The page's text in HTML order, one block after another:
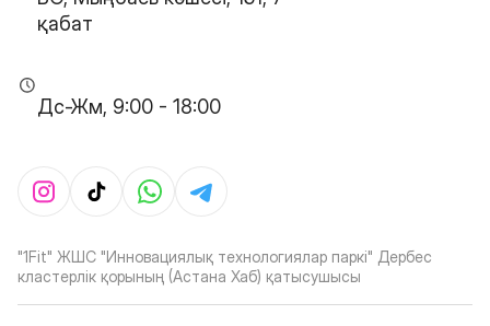
қабат
Дс-Жм, 9:00 - 18:00
"1Fit" ЖШС "Инновациялық технологиялар паркі" Дербес
кластерлік қорының (Астана Хаб) қатысушысы